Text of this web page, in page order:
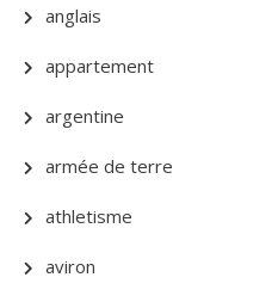
anglais
appartement
argentine
armée de terre
athletisme
aviron